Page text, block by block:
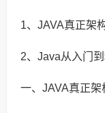
1、JAVA真正架
2、Java从入门
一、JAVA真正